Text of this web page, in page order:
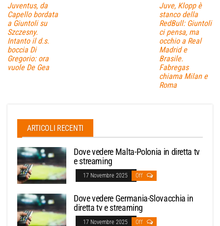
Juventus, da
Capello bordata
a Giuntoli su
Szczesny.
Intanto il d.s.
boccia Di
Gregorio: ora
vuole De Gea
Juve, Klopp è
stanco della
RedBull: Giuntoli
ci pensa, ma
occhio a Real
Madrid e
Brasile.
Fabregas
chiama Milan e
Roma
ARTICOLI RECENTI
Dove vedere Malta-Polonia in diretta tv
e streaming
17 Novembre 2025 Off
Dove vedere Germania-Slovacchia in
diretta tv e streaming
17 Novembre 2025 Off